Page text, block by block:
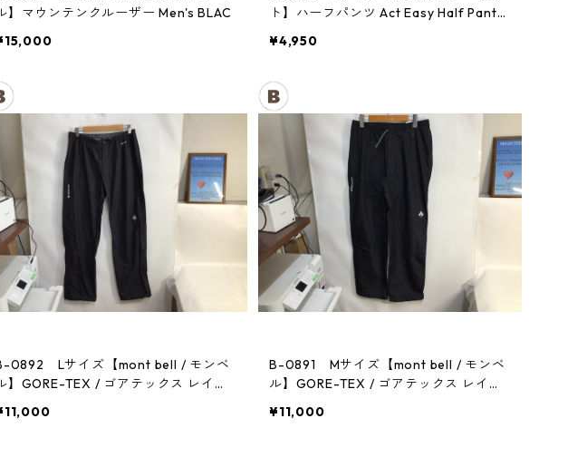
】マウンテンクルーザー Men's BLAC
ト】ハーフパンツ Act Easy Half Pant
¥4,950
0892 Lサイズ【mont bell / モンベ
】GORE-TEX / ゴアテックス レイン
B-0891 Mサイズ【mont bell / モンベ
ル】GORE-TEX / ゴアテックス レイン
¥11,000